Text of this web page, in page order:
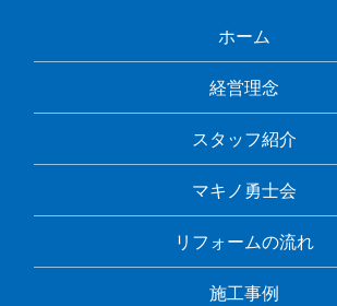
ホーム
経営理念
スタッフ紹介
マキノ勇士会
リフォームの流れ
施工事例